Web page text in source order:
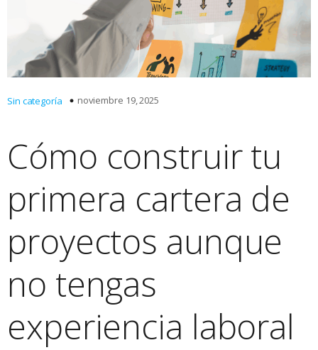
Sin categoría noviembre 19, 2025
Cómo construir tu
primera cartera de
proyectos aunque
no tengas
experiencia laboral